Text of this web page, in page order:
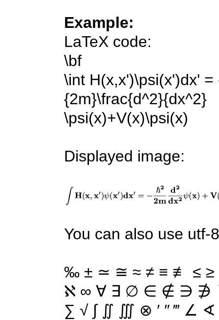
Example:
LaTeX code:
\bf
\int H(x,x')\psi(x')dx'
{2m}\frac{d^2}{dx^2}
\psi(x)+V(x)\psi(x)
Displayed image:
You can also use utf-
‰ ± ≃ ≅ ≈ ≠ ≡ ≢ ≤
ℵ ∞ ∀ ∃ ∅ ∈ ∉ ∋ ∌
∑ √ ∫ ∬ ∭ ⊗ ′ ″ ‴ ∠